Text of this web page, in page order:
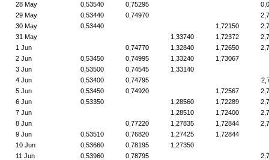
28 May
0,53540 0,75295
29 May
0,53440 0,74970
30 May
0,53440 1,72150
31 May
1,33740 1,72372
1 Jun
0,74770 1,32840 1,72650
2 Jun
0,53450 0,74995 1,33240
1,73067
3 Jun
0,53500 0,74545
1,33140
4 Jun
0,53400 0,74795
5 Jun
0,53450 0,74920 1,72567
6 Jun
0,53350 1,28560 1,72289
7 Jun
1,28510 1,72400
8 Jun
0,77220 1,27835 1,72844
9 Jun
0,53510 0,76820 1,27425
1,72844
10 Jun
0,53660 0,78195
1,27350
11 Jun
0,53960 0,78795